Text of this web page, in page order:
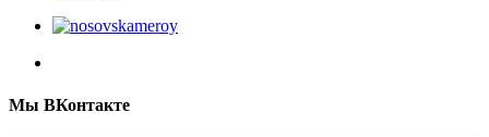
Мы ВКонтакте